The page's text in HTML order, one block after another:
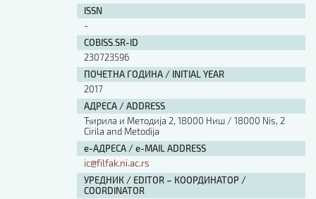
ISSN
-
COBISS.SR-ID
230723596
ПОЧЕТНА ГОДИНА / INITIAL YEAR
2017
АДРЕСА / ADDRESS
Ћирила и Методија 2, 18000 Ниш / 18000 Nis, 2
Cirila and Metodija
е-АДРЕСА / e-MAIL ADDRESS
ic@filfak.ni.ac.rs
УРЕДНИК / EDITOR – КООРДИНАТОР /
COORDINATOR